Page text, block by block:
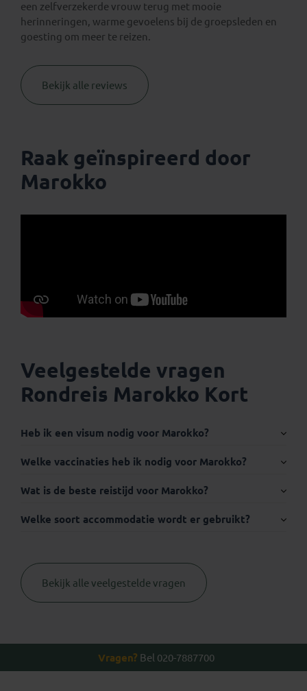
een zelfverzekerde vrouw terug met mooie
herinneringen, warme gevoelens bij de groepsleden en
goesting om meer te reizen.
Bekijk alle reviews
Raak geïnspireerd door
Marokko
Veelgestelde vragen
Rondreis Marokko Kort
Heb ik een visum nodig voor Marokko?
Internationaal paspoort:
Visum:
Welke vaccinaties heb ik nodig voor Marokko?
Thuisvaccinatie.nl
Wat is de beste reistijd voor Marokko?
Welke soort accommodatie wordt er gebruikt?
Bekijk alle veelgestelde vragen
Vragen? Bel 020-7887700